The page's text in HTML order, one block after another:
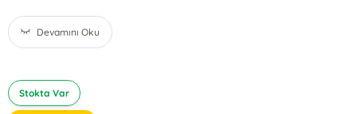
Devamını Oku
Stokta Var